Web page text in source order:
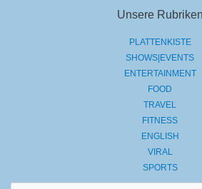
Unsere Rubriken
PLATTENKISTE
SHOWS|EVENTS
ENTERTAINMENT
FOOD
TRAVEL
FITNESS
ENGLISH
VIRAL
SPORTS